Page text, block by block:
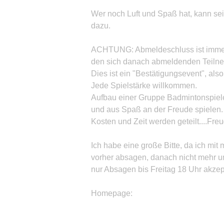
Wer noch Luft und Spaß hat, kann
dazu.
ACHTUNG: Abmeldeschluss ist
den sich danach abmeldenden
Dies ist ein "Bestätigungsevent",
Jede Spielstärke willkommen.
Aufbau einer Gruppe
und aus Spaß an der Freude spielen.
Kosten und Zeit werden
Ich habe eine große Bitte, da ich mit
vorher absagen, danach nicht mehr
nur Absagen bis Freitag 18 Uhr
Homepage: